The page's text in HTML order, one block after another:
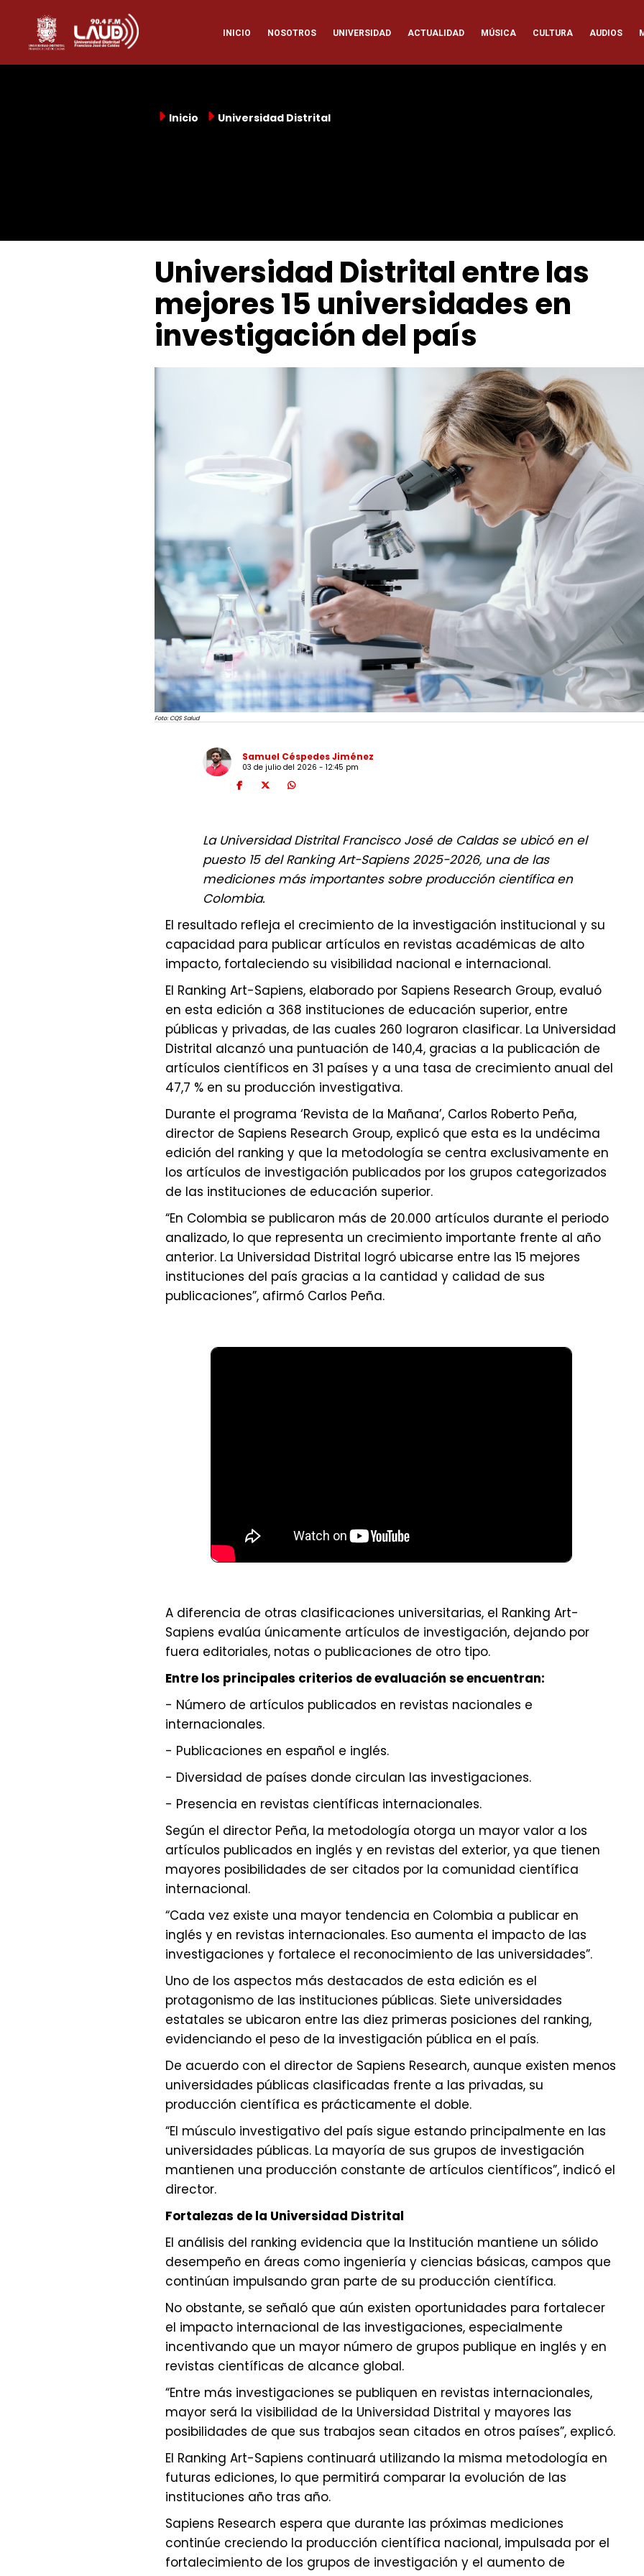
contenido
principal
Navegación
principal
INICIO NOSOTROS UNIVERSIDAD ACTUALIDAD MÚSICA CULTURA AUDIOS
Inicio Universidad Distrital
Universidad Distrital entre las
mejores 15 universidades en
investigación del país
Foto: CQS Salud
Samuel Céspedes Jiménez
03 de julio del 2026 - 12:45 pm
La Universidad Distrital Francisco José de Caldas se ubicó en el
puesto 15 del Ranking Art-Sapiens 2025-2026, una de las
mediciones más importantes sobre producción científica en
Colombia.
El resultado refleja el crecimiento de la investigación institucional y su
capacidad para publicar artículos en revistas académicas de alto
impacto, fortaleciendo su visibilidad nacional e internacional.
El Ranking Art-Sapiens, elaborado por Sapiens Research Group, evaluó
en esta edición a 368 instituciones de educación superior, entre
públicas y privadas, de las cuales 260 lograron clasificar. La Universidad
Distrital alcanzó una puntuación de 140,4, gracias a la publicación de
artículos científicos en 31 países y a una tasa de crecimiento anual del
47,7 % en su producción investigativa.
Durante el programa ‘Revista de la Mañana’, Carlos Roberto Peña,
director de Sapiens Research Group, explicó que esta es la undécima
edición del ranking y que la metodología se centra exclusivamente en
los artículos de investigación publicados por los grupos categorizados
de las instituciones de educación superior.
“En Colombia se publicaron más de 20.000 artículos durante el periodo
analizado, lo que representa un crecimiento importante frente al año
anterior. La Universidad Distrital logró ubicarse entre las 15 mejores
instituciones del país gracias a la cantidad y calidad de sus
publicaciones”, afirmó Carlos Peña.
A diferencia de otras clasificaciones universitarias, el Ranking Art-
Sapiens evalúa únicamente artículos de investigación, dejando por
fuera editoriales, notas o publicaciones de otro tipo.
Entre los principales criterios de evaluación se encuentran:
- Número de artículos publicados en revistas nacionales e
internacionales.
- Publicaciones en español e inglés.
- Diversidad de países donde circulan las investigaciones.
- Presencia en revistas científicas internacionales.
Según el director Peña, la metodología otorga un mayor valor a los
artículos publicados en inglés y en revistas del exterior, ya que tienen
mayores posibilidades de ser citados por la comunidad científica
internacional.
“Cada vez existe una mayor tendencia en Colombia a publicar en
inglés y en revistas internacionales. Eso aumenta el impacto de las
investigaciones y fortalece el reconocimiento de las universidades”.
Uno de los aspectos más destacados de esta edición es el
protagonismo de las instituciones públicas. Siete universidades
estatales se ubicaron entre las diez primeras posiciones del ranking,
evidenciando el peso de la investigación pública en el país.
De acuerdo con el director de Sapiens Research, aunque existen menos
universidades públicas clasificadas frente a las privadas, su
producción científica es prácticamente el doble.
“El músculo investigativo del país sigue estando principalmente en las
universidades públicas. La mayoría de sus grupos de investigación
mantienen una producción constante de artículos científicos”, indicó el
director.
Fortalezas de la Universidad Distrital
El análisis del ranking evidencia que la Institución mantiene un sólido
desempeño en áreas como ingeniería y ciencias básicas, campos que
continúan impulsando gran parte de su producción científica.
No obstante, se señaló que aún existen oportunidades para fortalecer
el impacto internacional de las investigaciones, especialmente
incentivando que un mayor número de grupos publique en inglés y en
revistas científicas de alcance global.
“Entre más investigaciones se publiquen en revistas internacionales,
mayor será la visibilidad de la Universidad Distrital y mayores las
posibilidades de que sus trabajos sean citados en otros países”, explicó.
El Ranking Art-Sapiens continuará utilizando la misma metodología en
futuras ediciones, lo que permitirá comparar la evolución de las
instituciones año tras año.
Sapiens Research espera que durante las próximas mediciones
continúe creciendo la producción científica nacional, impulsada por el
fortalecimiento de los grupos de investigación y el aumento de